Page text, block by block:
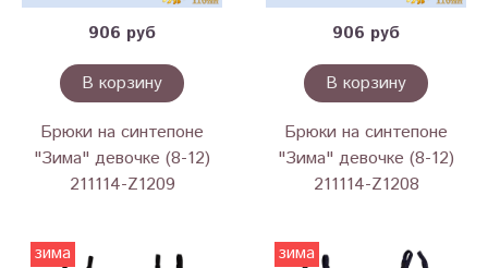
906 руб
В корзину
Брюки на синтепоне
"Зима" девочке (8-12)
211114-Z1209
906 руб
В корзину
Брюки на синтепоне
"Зима" девочке (8-12)
211114-Z1208
зима зима